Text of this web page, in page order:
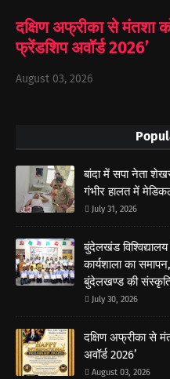
दक्षिण अफ्रीका से मंतशा
फ्रेंडशिप अवॉर्ड 2026’
August 03, 2026
बांदा में सपा नेता
गंभीर हालत में
July 31, 2026
बुंदेलखंड
कार्यशाला का
बुंदेलखण्ड की
July 30, 2026
दक्षिण अफ्रीका से
अवॉर्ड 2026’
August 03, 2026